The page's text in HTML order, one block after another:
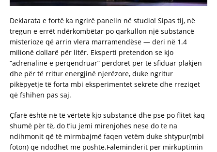
Deklarata e fortë ka ngrirë panelin në studio! Sipas tij, në
tregun e errët ndërkombëtar po qarkullon një substancë
misterioze që arrin vlera marramendëse — deri në 1.4
milionë dollarë për litër. Eksperti pretendon se kjo
“adrenalinë e përqendruar” përdoret për të sfiduar plakjen
dhe për të rritur energjinë njerëzore, duke ngritur
pikëpyetje të forta mbi eksperimentet sekrete dhe rreziqet
që fshihen pas saj.
Çfarë është në të vërtetë kjo substancë dhe pse po flitet kaq
shumë për të, do t’iu jemi mirenjohes nese do te na
ndihmonit që të mirmbajmë faqen vetëm duke shtypur(mbi
foton) që ndodhet më poshtë.Faleminderit për mirkuptimin